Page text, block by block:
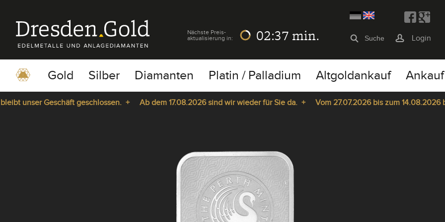
Nächste Preis-
aktualisierung in:
02:37 min. Login
Gold Silber Diamanten Platin / Palladium Altgoldankauf Ankauf
unser Geschäft geschlossen. + Ab dem 17.08.2026 sind wir wieder für Sie da. + Vom 27.07.2026 bis zum 14.08.2026